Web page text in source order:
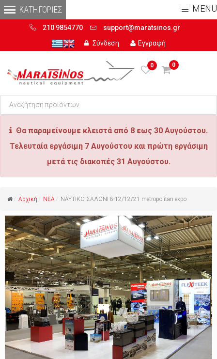
MENU
210 9854770
support@maratsinos.gr
Σύνδεση
Εγγραφή
0
0
Θα παραμείνουμε κλειστά από 8 εως 30 Αυγούστου.
Τελευταία εργάσιμη 7 Αυγούστου και πρώτη εργάσιμη
μετά τις διακοπές 31 Αυγούστου.
Αρχική ΝΕΑ ΝΑΥΤΙΚΟ ΣΑΛΟΝΙ 8-12/12/21 metropolitan expo